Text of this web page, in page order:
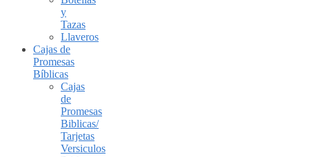
y
Tazas
Llaveros
Cajas de
Promesas
Bíblicas
Cajas
de
Promesas
Biblicas/
Tarjetas
Versiculos